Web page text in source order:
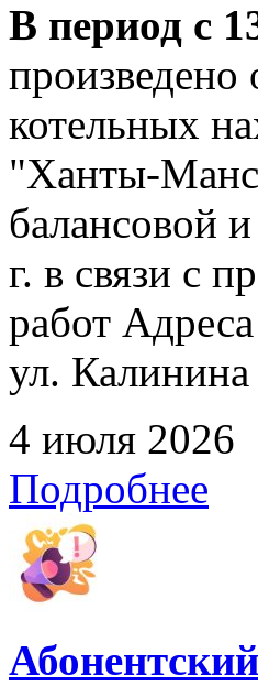
В период с
произведено
котельных
"Ханты-
балансовой
г. в связи с
работ
ул.
4 июля 2026
Подробнее